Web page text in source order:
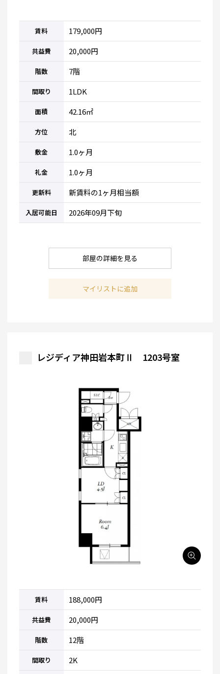
賃料 179,000円
共益費 20,000円
階数 7階
間取り 1LDK
面積 42.16㎡
方位 北
敷金 1.0ヶ月
礼金 1.0ヶ月
更新料 新賃料の1ヶ月相当額
入居可能日 2026年09月下旬
部屋の詳細を見る
マイリストに追加
レジディア神田岩本町Ⅱ 1203号室
賃料 188,000円
共益費 20,000円
階数 12階
間取り 2K